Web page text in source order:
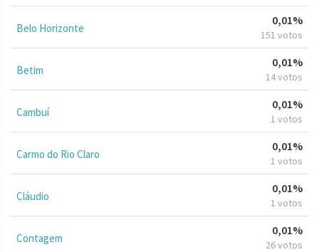
Belo Horizonte
0,01%
151 votos
Betim
0,01%
14 votos
Cambuí
0,01%
1 votos
Carmo do Rio Claro
0,01%
1 votos
Cláudio
0,01%
1 votos
Contagem
0,01%
26 votos